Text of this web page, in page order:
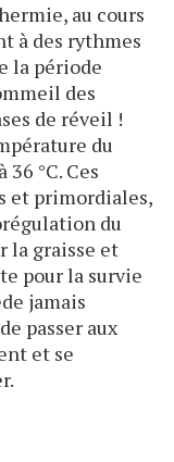
au cours
à des rythmes
la période
des
de réveil !
du
°C. Ces
et primordiales,
du
la graisse et
pour la survie
jamais
passer aux
et se